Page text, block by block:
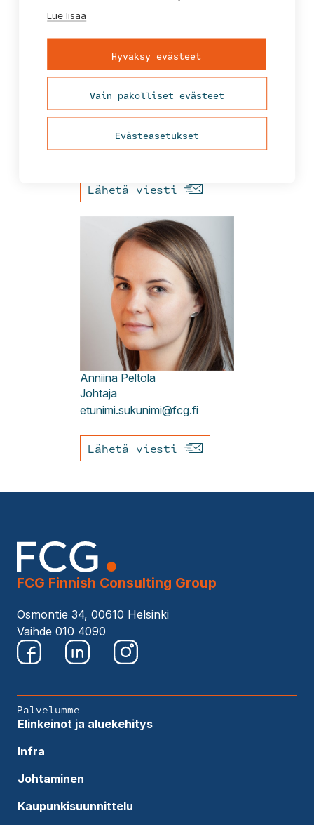
Mikko Laukkanen
Tiimipäällikkö
etunimi.sukunimi@fcg.fi
Lähetä viesti
Anniina Peltola
Johtaja
etunimi.sukunimi@fcg.fi
Lähetä viesti
FCG Finnish Consulting Group
Osmontie 34, 00610 Helsinki
Vaihde 010 4090
Palvelumme
Elinkeinot ja aluekehitys
Infra
Johtaminen
Kaupunkisuunnittelu
Lue lisää
Hyväksy evästeet
Vain pakolliset evästeet
Evästeasetukset